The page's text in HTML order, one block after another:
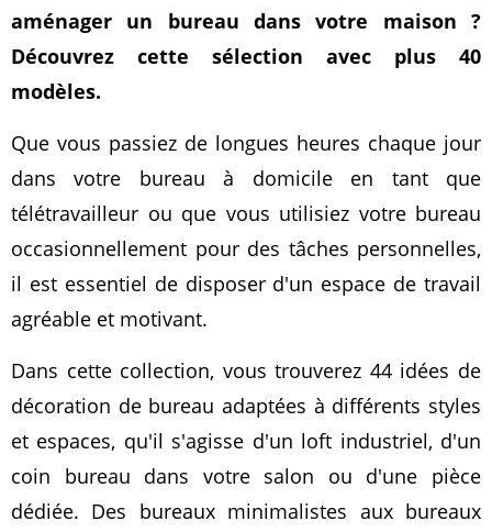
aménager un bureau dans votre maison ?
Découvrez cette sélection avec plus 40
modèles.
Que vous passiez de longues heures chaque jour
dans votre bureau à domicile en tant que
télétravailleur ou que vous utilisiez votre bureau
occasionnellement pour des tâches personnelles,
il est essentiel de disposer d'un espace de travail
agréable et motivant.
Dans cette collection, vous trouverez 44 idées de
décoration de bureau adaptées à différents styles
et espaces, qu'il s'agisse d'un loft industriel, d'un
coin bureau dans votre salon ou d'une pièce
dédiée. Des bureaux minimalistes aux bureaux